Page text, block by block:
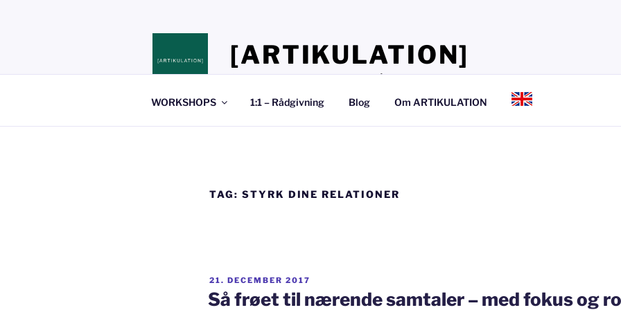
[ARTIKULATION]
Stedet hvor du lærer, at tale så det kan mærkes
WORKSHOPS 1:1 – Rådgivning Blog Om ARTIKULATION
TAG: STYRK DINE RELATIONER
UDGIVET
DEN
21. DECEMBER 2017
Så frøet til nærende samtaler – med fokus og ro